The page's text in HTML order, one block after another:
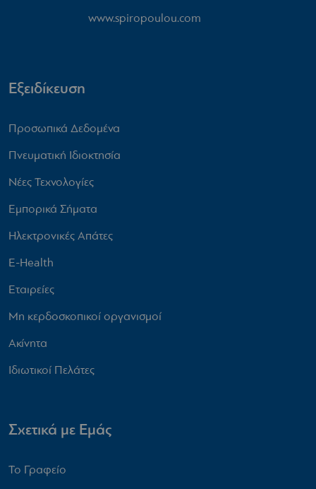
www.spiropoulou.com
Εξειδίκευση
Προσωπικά Δεδομένα
Πνευματική Ιδιοκτησία
Νέες Τεχνολογίες
Εμπορικά Σήματα
Ηλεκτρονικές Απάτες
E-Health
Εταιρείες
Μη κερδοσκοπικοί οργανισμοί
Ακίνητα
Ιδιωτικοί Πελάτες
Σχετικά με Εμάς
Το Γραφείο